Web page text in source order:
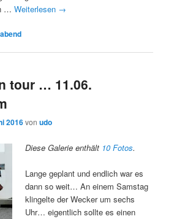
…Weiterlesen →
tour … 11.06.
2016vonudo
Diese Galerie enthält 10 Fotos.
Lange geplant und endlich war es
dann so weit… An einem Samstag
klingelte der Wecker um sechs
Uhr… eigentlich sollte es einen